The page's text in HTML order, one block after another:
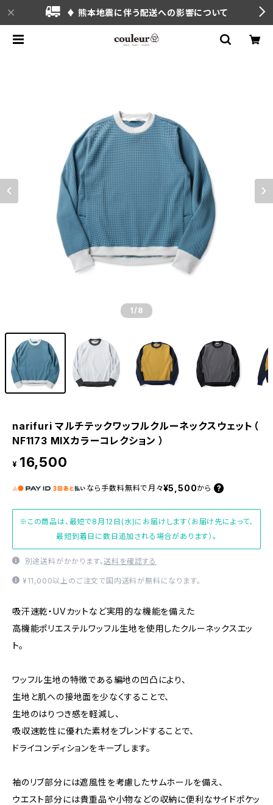
♦ 熊本地震に伴う配送への影響について
1 /8
narifuri マルチテックワッフルクルーネックスウェット（
NF1173 MIXカラーコレクション ）
¥ 16,500
なら 手数料無料で 月々¥5,500から
※この商品は、最短で8月12日(水)にお届けします（お届け先によって、
最短到着日に数日追加される場合があります）。
別途送料がかかります。送料を確認する
¥11,000以上のご注文で国内送料が無料になります。
吸汗速乾・UVカットなど実用的な機能を備えた
高機能ポリエステルワッフル生地を使用したクルーネックスエッ
ト。
ワッフル生地の特徴である編地の凹凸により、
生地と肌への接地面を少なくすることで、
生地のはりつき感を軽減し、
吸収速乾性に優れた素材をブレンドすることで、
ドライコンディションをキープします。
袖のリブ部分には遮風性を考慮したサムホールを備え、
ウエスト部分には貴重品や小物などの収納に便利なサイドポケッ